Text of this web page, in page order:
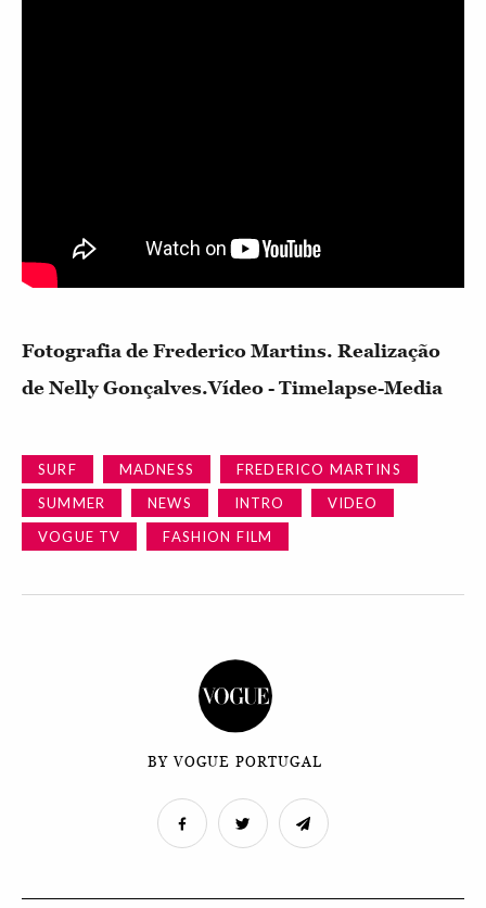
Fotografia de Frederico Martins. Realização
de Nelly Gonçalves.Vídeo - Timelapse-Media
SURF MADNESS
FREDERICO MARTINS
SUMMER
NEWS INTRO
VIDEO
VOGUE TV
FASHION FILM
BY VOGUE PORTUGAL